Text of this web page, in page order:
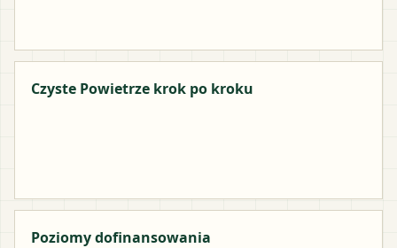
Czyste Powietrze krok po kroku
Poziomy dofinansowania